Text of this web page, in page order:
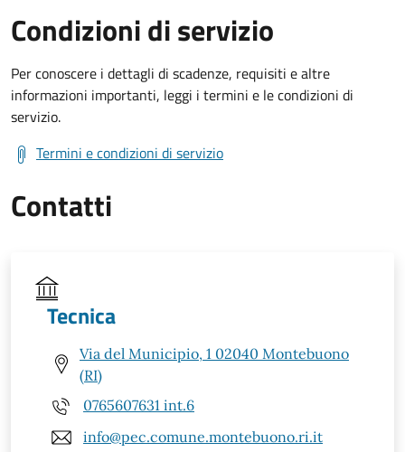
Condizioni di servizio
Per conoscere i dettagli di scadenze, requisiti e altre
informazioni importanti, leggi i termini e le condizioni di
servizio.
Termini e condizioni di servizio
Contatti
Tecnica
Via del Municipio, 1 02040 Montebuono
(RI)
0765607631 int.6
info@pec.comune.montebuono.ri.it